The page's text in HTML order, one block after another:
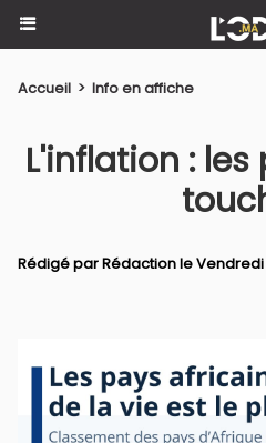
Accueil > Info en affiche
L'inflation :
Rédigé par Rédaction le Vendredi